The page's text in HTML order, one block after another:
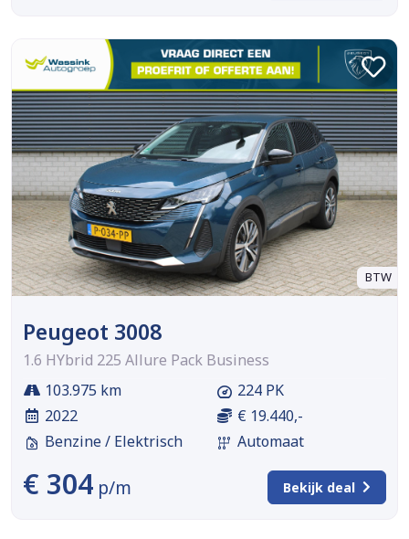
BTW
Peugeot 3008
1.6 HYbrid 225 Allure Pack Business
103.975 km
2022
Benzine / Elektrisch
224 PK
€ 19.440,-
Automaat
€ 304 p/m Bekijk deal